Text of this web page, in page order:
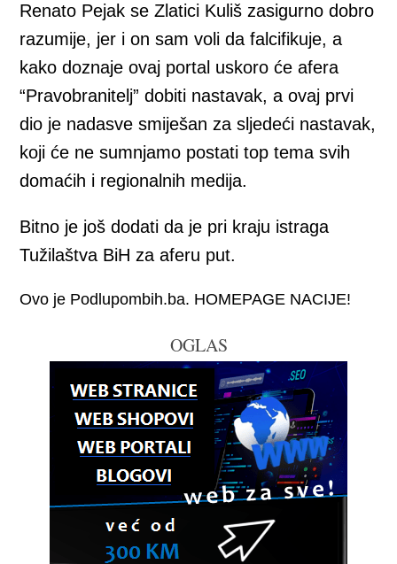
Renato Pejak se Zlatici Kuliš zasigurno dobro
razumije, jer i on sam voli da falcifikuje, a
kako doznaje ovaj portal uskoro će afera
“Pravobranitelj” dobiti nastavak, a ovaj prvi
dio je nadasve smiješan za sljedeći nastavak,
koji će ne sumnjamo postati top tema svih
domaćih i regionalnih medija.
Bitno je još dodati da je pri kraju istraga
Tužilaštva BiH za aferu put.
Ovo je Podlupombih.ba. HOMEPAGE NACIJE!
OGLAS